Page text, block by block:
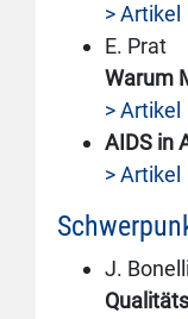
> Artikel
E. Prat
Warum
> Artikel
AIDS in
> Artikel
J.